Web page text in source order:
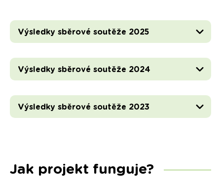
Výsledky sběrové soutěže 2025
Výsledky sběrové soutěže 2024
Výsledky sběrové soutěže 2023
Jak projekt funguje?